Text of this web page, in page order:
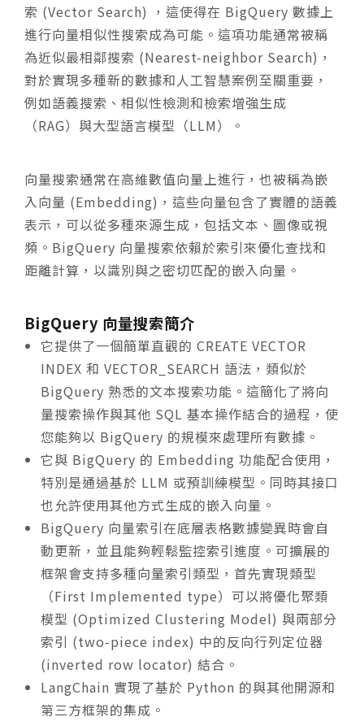
索 (Vector Search) ，這使得在 BigQuery 數據上
進行向量相似性搜索成為可能。這項功能通常被稱
為近似最相鄰搜索 (Nearest-neighbor Search)，
對於實現多種新的數據和人工智慧案例至關重要，
例如語義搜索、相似性檢測和檢索增強生成
（RAG）與大型語言模型（LLM）。
向量搜索通常在高維數值向量上進行，也被稱為嵌
入向量 (Embedding)，這些向量包含了實體的語義
表示，可以從多種來源生成，包括文本、圖像或視
頻。BigQuery 向量搜索依賴於索引來優化查找和
距離計算，以識別與之密切匹配的嵌入向量。
BigQuery 向量搜索簡介
它提供了一個簡單直觀的 CREATE VECTOR
INDEX 和 VECTOR_SEARCH 語法，類似於
BigQuery 熟悉的文本搜索功能。這簡化了將向
量搜索操作與其他 SQL 基本操作結合的過程，使
您能夠以 BigQuery 的規模來處理所有數據。
它與 BigQuery 的 Embedding 功能配合使用，
特別是通過基於 LLM 或預訓練模型。同時其接口
也允許使用其他方式生成的嵌入向量。
BigQuery 向量索引在底層表格數據變異時會自
動更新，並且能夠輕鬆監控索引進度。可擴展的
框架會支持多種向量索引類型，首先實現類型
（First Implemented type）可以將優化聚類
模型 (Optimized Clustering Model) 與兩部分
索引 (two-piece index) 中的反向行列定位器
(inverted row locator) 結合。
LangChain 實現了基於 Python 的與其他開源和
第三方框架的集成。